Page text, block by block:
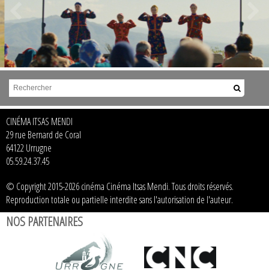
CINÉMA ITSAS MENDI
29 rue Bernard de Coral
64122 Urrugne
05.59.24.37.45
© Copyright 2015-2026 cinéma Cinéma Itsas Mendi. Tous droits réservés.
Reproduction totale ou partielle interdite sans l'autorisation de l'auteur.
NOS PARTENAIRES